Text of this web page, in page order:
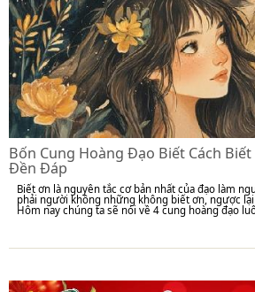
Bốn Cung Hoàng Đạo Biết Cách Biết
Đền Đáp
Biết ơn là nguyên tắc cơ bản nhất của đạo làm
phải người không những không biết ơn, ngược
Hôm nay chúng ta sẽ nói về 4 cung hoàng đạo